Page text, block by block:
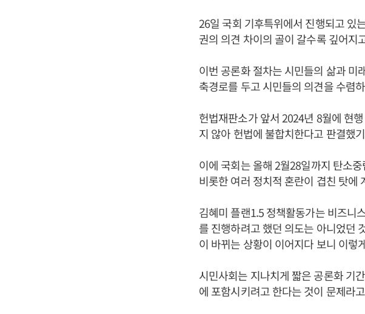
26일 국회 기후특위에서 진행되고 있
권의 의견 차이의 골이 갈수록 깊어지
이번 공론화 절차는 시민들의 삶과 미
축경로를 두고 시민들의 의견을 수렴
헌법재판소가 앞서 2024년 8월에 현
지 않아 헌법에 불합치한다고 판결했
이에 국회는 올해 2월28일까지 탄소
비롯한 여러 정치적 혼란이 겹친 탓에
김혜미 플랜1.5 정책활동가는 비즈니
를 진행하려고 했던 의도는 아니었던
이 바뀌는 상황이 이어지다 보니 이렇
시민사회는 지나치게 짧은 공론화 기
에 포함시키려고 한다는 것이 문제라